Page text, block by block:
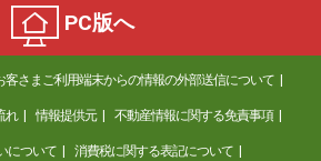
10.30万円
神奈川県横浜市港北区樽町１丁目
積 20.28m²
1K
登戸
PC版へ
客さまご利用端末からの情報の外部送信について
れ 情報提供元 不動産情報に関する免責事項
について 消費税に関する表記について